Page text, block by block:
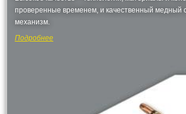
проверенные временем, и качественный медный
механизм.
Подробнее